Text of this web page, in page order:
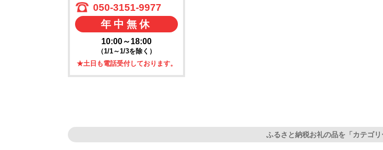
050-3151-9977
年中無休
10:00～18:00
（1/1～1/3を除く）
★土日も電話受付しております。
ふるさと納税お礼の品を「カテゴ